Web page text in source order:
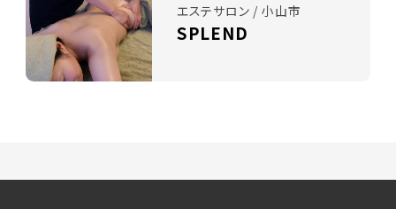
エステサロン / 小山市
SPLEND